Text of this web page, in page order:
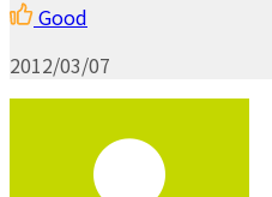
Good
2012/03/07